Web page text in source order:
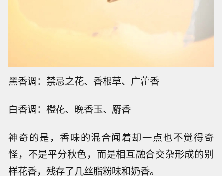
黑香调：禁忌之花、香根草、广藿香
白香调：橙花、晚香玉、麝香
神奇的是，香味的混合闻着却一点也不觉得奇
怪，不是平分秋色，而是相互融合交杂形成的别
样花香，残存了几丝脂粉味和奶香。